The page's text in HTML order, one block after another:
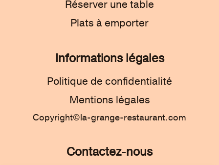
Réserver une table
Plats à emporter
Informations légales
Politique de confidentialité
Mentions légales
Copyright©la-grange-restaurant.com
Contactez-nous